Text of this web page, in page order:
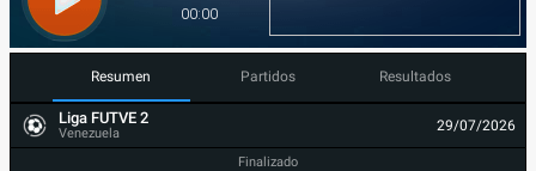
Resumen Partidos Resultados
Liga FUTVE 2
Venezuela 29/07/2026
Finalizado